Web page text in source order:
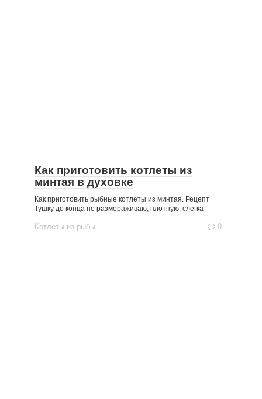
Как приготовить котлеты из
минтая в духовке
Как приготовить рыбные котлеты из минтая. Рецепт
Тушку до конца не размораживаю, плотную, слегка
Котлеты из рыбы 0